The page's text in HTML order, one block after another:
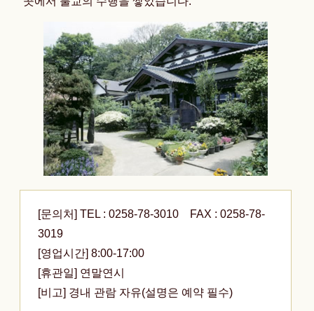
[문의처] TEL : 0258-78-3010 FAX : 0258-78-
3019
[영업시간] 8:00-17:00
[휴관일] 연말연시
[비고] 경내 관람 자유(설명은 예약 필수)